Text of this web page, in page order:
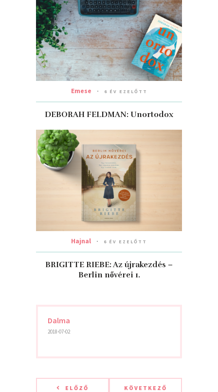
Emese 6 ÉV EZELŐTT
DEBORAH FELDMAN: Unortodox
Hajnal 6 ÉV EZELŐTT
BRIGITTE RIEBE: Az újrakezdés –
Berlin nővérei 1.
Dalma
2018-07-02
ELŐZŐ
KÖVETKEZŐ